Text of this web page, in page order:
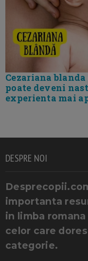
Cezariana
poate deveni
experienta mai
DESPRE NOI
importanta
in limba
celor care
categorie.